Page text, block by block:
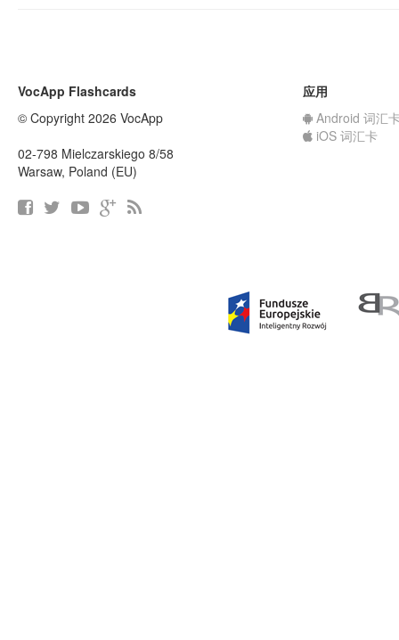
VocApp Flashcards
© Copyright 2026 VocApp
02-798 Mielczarskiego 8/58
Warsaw, Poland (EU)
应用
Android 词汇
iOS 词汇卡